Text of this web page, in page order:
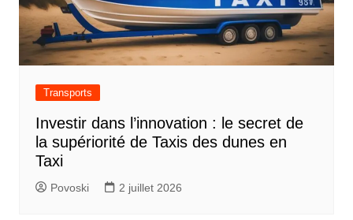
i
o
n
Transports
Investir dans l’innovation : le secret de
la supériorité de Taxis des dunes en
Taxi
Povoski 2 juillet 2026